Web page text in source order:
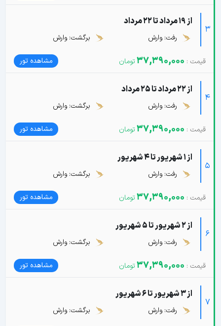
3
از 19 مرداد تا 22 مرداد
رفت: وارش برگشت: وارش
37,390,000 مشاهده تور
4
از 22 مرداد تا 25 مرداد
رفت: وارش برگشت: وارش
37,390,000 مشاهده تور
5
از 1 شهریور تا 4 شهریور
رفت: وارش برگشت: وارش
37,390,000 مشاهده تور
6
از 2 شهریور تا 5 شهریور
رفت: وارش برگشت: وارش
37,390,000 مشاهده تور
7
از 3 شهریور تا 6 شهریور
رفت: وارش برگشت: وارش